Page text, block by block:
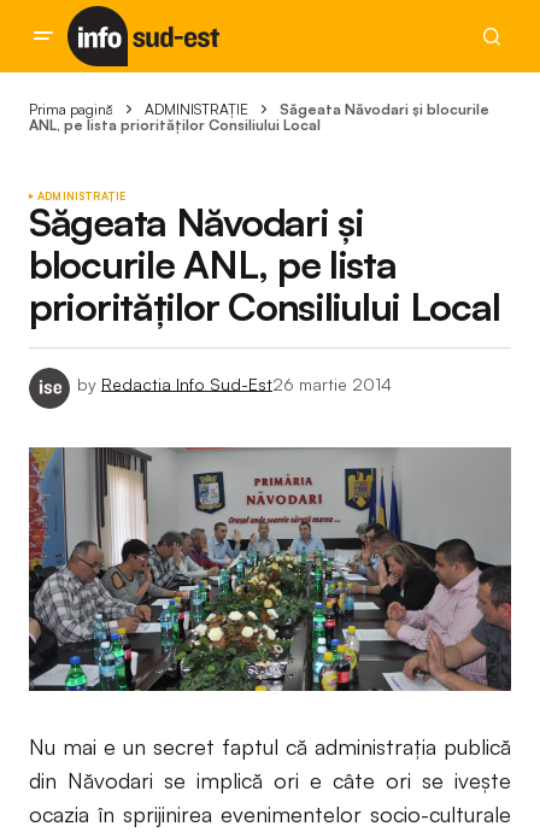
Prima pagină ADMINISTRAȚIE
Săgeata Năvodari și blocurile
ANL, pe lista priorităților Consiliului Local
ADMINISTRAȚIE
Săgeata Năvodari și
blocurile ANL, pe lista
priorităților Consiliului Local
by Redactia Info Sud-Est26 martie 2014
Nu mai e un secret faptul că administrația publică
din Năvodari se implică ori e câte ori se ivește
ocazia în sprijinirea evenimentelor socio-culturale